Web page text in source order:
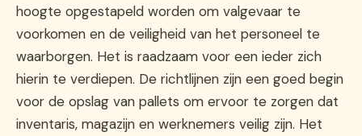
hoogte opgestapeld worden om valgevaar te
voorkomen en de veiligheid van het personeel te
waarborgen. Het is raadzaam voor een ieder zich
hierin te verdiepen. De richtlijnen zijn een goed begin
voor de opslag van pallets om ervoor te zorgen dat
inventaris, magazijn en werknemers veilig zijn. Het